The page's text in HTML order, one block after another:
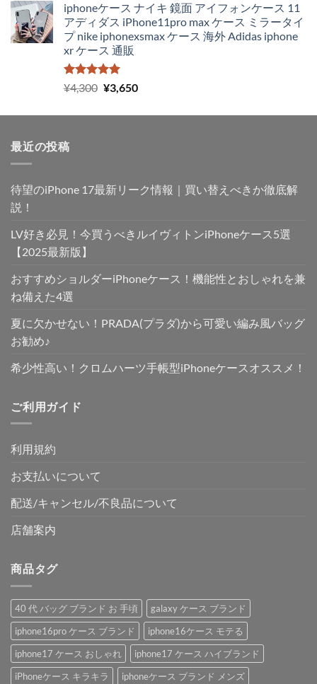
iphoneケース ナイキ 鏡面 アイフォンケース 11
アディダス iPhone11pro max ケース ミラータイ
プ nike iphonexsmax ケース 海外 Adidas iphone
xr ケース 通販
5段階中
5.00
の評価
¥4,300 元
価
し
¥3,650現
の
で
最近の投稿
待望のiPhone 17最新リーク情報｜買い替えべきか徹底解
説！
LV好き必見！今買うべきルイヴィトンiPhoneケース5選
【2025最新版】
おすすめショルダーiPhoneケース！機能性とおしゃれを兼
ね備えた4選
夏に欠かせない！PRADA(プラダ)から可愛い編み風バッグ
お勧め♪
希少性高い！クロムハーツ手帳型iPhoneケースオススメ！
ご利用ガイド
利用規約
お支払いについて
配送/キャンセル/不良品について
店舗案内
商品タグ
40 代 バッグ ブランド お 手頃
galaxy ケース ブランド
iphone16pro ケース ブランド
iphone16ケース モテる
iphone17 ケース おしゃれ
iphone17 ケース ハイブランド
iPhoneケース キラキラ
iphoneケース ブランド メンズ